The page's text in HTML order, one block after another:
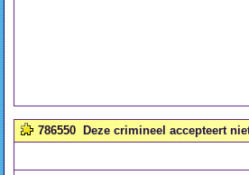
786550 Deze crimineel accepteert